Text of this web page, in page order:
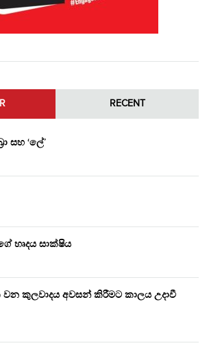
RECENT
සහ ‘ලේ’
හෘදය සාක්ෂිය
වන කුලවාදය අවසන් කිරීමට කාලය උදාවී